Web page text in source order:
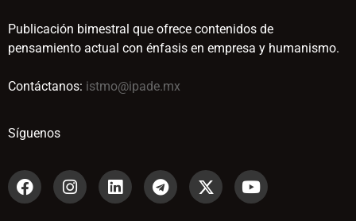
Publicación bimestral que ofrece contenidos de
pensamiento actual con énfasis en empresa y humanismo.
Contáctanos: istmo@ipade.mx
Síguenos